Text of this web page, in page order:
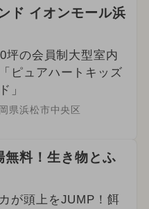
ド イオンモール浜
坪の会員制大型室内
ピュアハートキッズ
」
県浜松市中央区
無料！生き物とふ
が頭上をJUMP！餌